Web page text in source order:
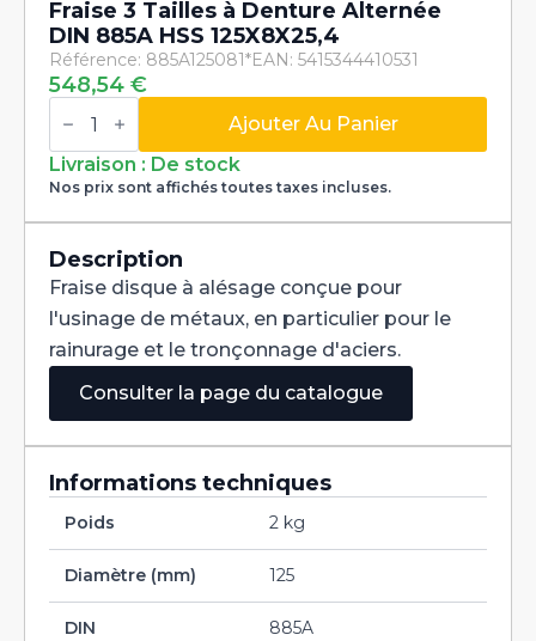
Fraise 3 Tailles à Denture Alternée
DIN 885A HSS 125X8X25,4
Référence: 885A125081*EAN: 5415344410531
548,54 €
quantité
de
3
Tailles
Denture
DIN
885A
HSS
125X8X25,4
Ajouter Au Panier
Livraison : De stock
Nos prix sont affichés toutes taxes incluses.
Description
Fraise disque à alésage conçue pour
l'usinage de métaux, en particulier pour le
rainurage et le tronçonnage d'aciers.
Consulter la page du catalogue
Informations techniques
Poids 2 kg
Diamètre (mm) 125
DIN 885A